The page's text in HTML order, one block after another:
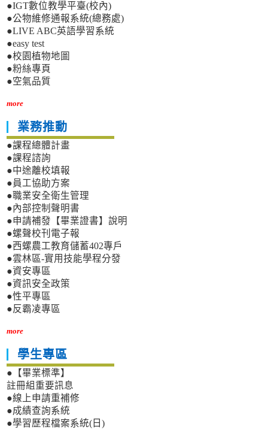
●IGT數位教學平臺(校內)
●公物維修通報系統(總務處)
●LIVE ABC英語學習系統
●easy test
●校園植物地圖
●粉絲專頁
●空氣品質
more
業務推動
●課程總體計畫
●課程諮詢
●中途離校填報
●員工協助方案
●職業安全衛生管理
●內部控制聲明書
●申請補發【畢業證書】說明
●螺聲校刊電子報
●西螺農工教育儲蓄402專戶
●雲林區-實用技能學程分發
●資安專區
●資訊安全政策
●性平專區
●反霸凌專區
more
學生專區
●【畢業標準】
註冊組重要訊息
●線上申請重補修
●成績查詢系統
●學習歷程檔案系統(日)